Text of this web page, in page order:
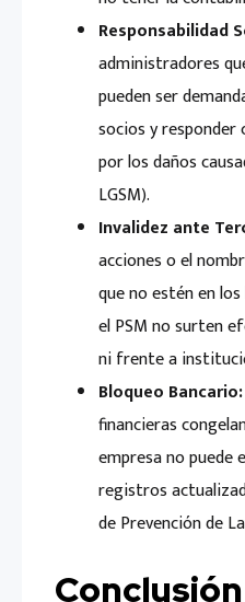
Responsabilidad
administradores
pueden ser
socios y
por los daños
LGSM).
Invalidez ante
acciones o el
que no estén en
el PSM no surten
ni frente a
Bloqueo Bancario:
financieras
empresa no puede
registros
de Prevención de
Conclusión